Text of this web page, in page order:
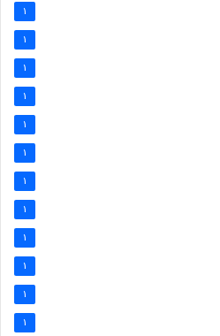
1
1
1
1
1
1
1
1
1
1
1
1